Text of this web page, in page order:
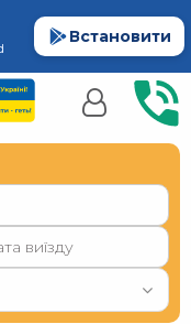
Встановити